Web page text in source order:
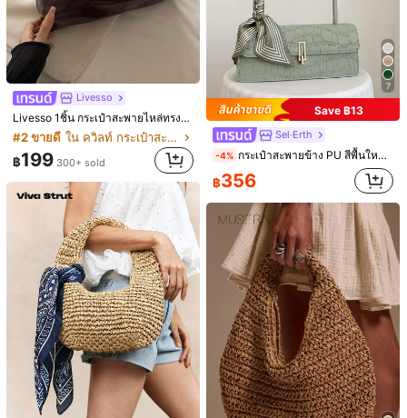
4.89
คุณอาจชอบ
แนะนำ เครื่องตกแต่งเครื่องแต่งกาย เครื่องประดับ & นาฬิกา ความงาม
Dazy
59
Save ฿5
-2% 2026 กระเป๋าสะพายไหล่ยีนส์ผู้หญิงรุ่นใหม่ลายดาว, ประดับกระดุมวินเทจ, สายโซ่สะพายข้าง
#2 ขายดี
ใน ชุดโซ่ กระเป๋าสะพายผู้หญิง
214
Livesso
Livesso 1ชิ้น กระเป๋าสะพายไหล่ทรงเกี๊ยวหนังสัมผัสนุ่มสีพื้นบุนวมแบบวินเทจ, กระเป๋าหนีบรักแร้แฟชั่น Patchwork, กระเป๋าโท้ทลำลองทรงพระจันทร์เสี้ยวความจุขนาดใหญ่หนังแว็กซ์น้ำมันสำหรับเดินทางไปทำงาน, เหมาะสำหรับสำนักงาน, ธุรกิจ, เดท, ช้อปปิ้ง, เดินทาง, ของขวัญสำหรับแฟน, เพื่อนสนิท, ผู้หญิงใช้ในชีวิตประจำวัน
#2 ขายดี
ใน ควิลท์ กระเป๋าสะพายผู้หญิง
฿199 300+ sold
7
Save ฿13
Sel·Erth
-4% กระเป๋าสะพายข้าง PU สีพื้นใหม่ พร้อมฝาปิดและซิปด้านใน, กระเป๋าหนีบรักแร้สไตล์ฝรั่งเศสแฟชั่นและอเนกประสงค์, กระเป๋าบาแกตต์สำหรับผู้หญิง, เหมาะสำหรับผู้หญิงออกไปเที่ยวทุกวัน, ช้อปปิ้ง, สังสรรค์, ของขวัญสำหรับแฟน, ของขวัญสำหรับคริสต์มาสและวันวาเลนไทน์
฿356